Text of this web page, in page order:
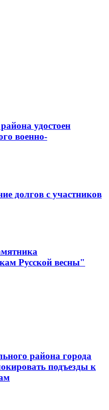
удостоен
военно-
долгов с участников
Русской весны"
района города
подъезды к